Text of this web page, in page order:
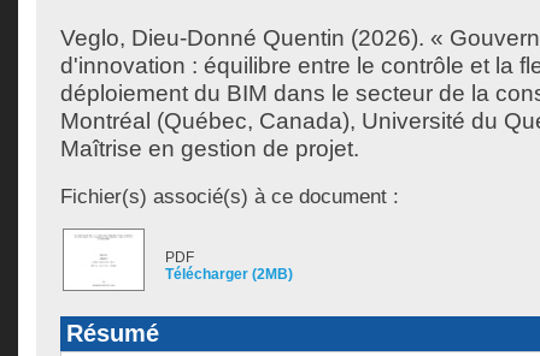
Veglo, Dieu-Donné Quentin (2026). «
d'innovation : équilibre entre le contrôle et la
déploiement du BIM dans le secteur de la
Montréal (Québec, Canada), Université du
Maîtrise en gestion de projet.
Fichier(s) associé(s) à ce document :
PDF
Télécharger (2MB)
Résumé